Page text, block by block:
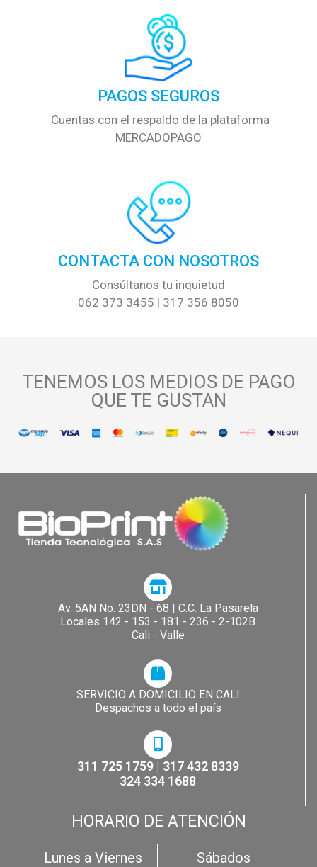
PAGOS SEGUROS
Cuentas con el respaldo de la plataforma
MERCADOPAGO
CONTACTA CON NOSOTROS
Consúltanos tu inquietud
062 373 3455 | 317 356 8050
TENEMOS LOS MEDIOS DE PAGO
QUE TE GUSTAN
Av. 5AN No. 23DN - 68 | C.C. La Pasarela​
Locales 142 - 153 - 181 - 236 - 2-102B
Cali - Valle
SERVICIO A DOMICILIO EN CALI
Despachos a todo el país
311 725 1759 | 317 432 8339
324 334 1688
HORARIO DE ATENCIÓN
Lunes a Viernes Sábados